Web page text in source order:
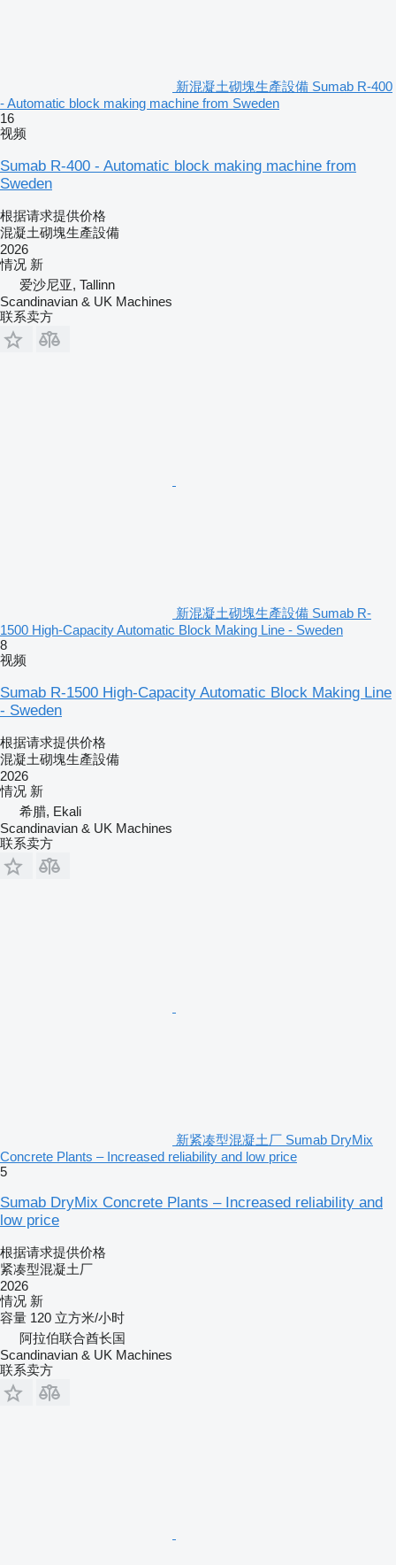
新混凝土砌塊生產設備 Sumab R-400
- Automatic block making machine from Sweden
16
视频
Sumab R-400 - Automatic block making machine from
Sweden
根据请求提供价格
混凝土砌塊生產設備
2026
情况 新
爱沙尼亚, Tallinn
Scandinavian & UK Machines
联系卖方
新混凝土砌塊生產設備 Sumab R-
1500 High-Capacity Automatic Block Making Line - Sweden
8
视频
Sumab R-1500 High-Capacity Automatic Block Making Line
- Sweden
根据请求提供价格
混凝土砌塊生產設備
2026
情况 新
希腊, Ekali
Scandinavian & UK Machines
联系卖方
新紧凑型混凝土厂 Sumab DryMix
Concrete Plants – Increased reliability and low price
5
Sumab DryMix Concrete Plants – Increased reliability and
low price
根据请求提供价格
紧凑型混凝土厂
2026
情况 新
容量 120 立方米/小时
阿拉伯联合酋长国
Scandinavian & UK Machines
联系卖方